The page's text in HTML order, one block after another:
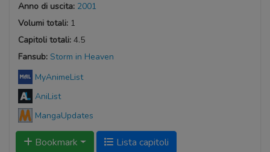
Anno di uscita: 2001
Volumi totali: 1
Capitoli totali: 4.5
Fansub: Storm in Heaven
MyAnimeList
AniList
MangaUpdates
Bookmark
Lista capitoli